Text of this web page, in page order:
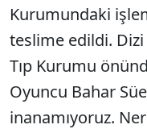
Kurumundaki
teslime edildi.
Tıp Kurumu
Oyuncu Bahar
inanamıyoruz.